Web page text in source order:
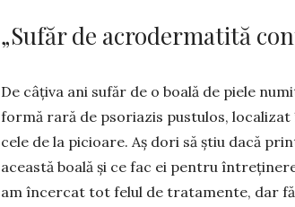
„Sufăr de acrodermatită
De câțiva ani sufăr de o boală de piele
formă rară de psoriazis pustulos, localizat
cele de la picioare. Aș dori să știu dacă
această boală și ce fac ei pentru
am încercat tot felul de trata­mente, dar